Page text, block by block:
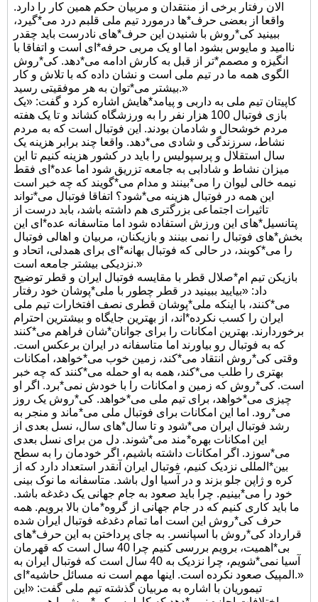
الان رفتار برخی از منتقدان و مربیان حکم همین کار را دارد.
واقعا از بعضی حرف*ها درمورد تیم ملی قلبم درد می*گیرد،
ببینید کی*روش با شنیدن این حرف*های نادرست باید چقدر
ناامید و مایوس بشود اما او یک مربی حرفه*ای است و اتفاقا با
انگیزه و مصمم*تر از قبل به کارش ادامه می*دهد. کی*روش
الگوی همه ما در تیم ملی است و نشان داده که با تلاش و کار
بیشتر می*توان به هر موفقیتی رسید.»
کاپیتان تیم ملی به داربی و پیامد*هایش اشاره کرد و گفت: «یک
بازی فوتبال 100 هزار نفر را به ورزشگاه کشاند و تا یک هفته
مردم خوشحال و شادمان بودند. این فوتبال است که به مردم
نشاط، سرزندگی و شادی می*دهد. واقعا چند برابر هزینه یک
سال استقلال و پرسپولیس را باید در کشور هزینه کنیم تا این
میزان نشاط و شادابی به جامعه تزریق شود اما عده*ای فقط
نیمه خالی لیوان را می*بینند و مدام می*گویند که چه خبر است
این همه در فوتبال هزینه می*شود؟ اتفاقا فوتبال می*تواند
تاثیرات اجتماعی بزرگتری هم داشته باشد، بابد درست از
پتانسیل*های این ورزش استفاده شود اما متاسفانه عده*ای این
بخش*های فوتبال را نمی بینند و بازیکنان، مربیان و اهالی فوتبال
را می*کوبند، در حالی که فوتبال بهانه*ای برای همدلی، اتحاد و
نزدیکی بیشتر جامعه است.»
بازیکن تیم ام*صلال قطر با مقایسه فوتبال ایران و قطر توضیح
داد: «بیایید ببینید در قطر چطور با ملی*پوشان خود رفتار
می*کنند، با اینکه ملی*پوشان قطری نصف افتخارات تیم ملی
ایران را کسب نکرده*اند، از بهترین جایگاه و بیشترین احترام
برخوردارند. بهترین امکانات را برای جوانان*شان فراهم می*کنند
که به فوتبال رو بیاورند اما متاسفانه در ایران برعکس است.
وقتی کی*روش انتقاد می*کند، زمین خوب می*خواهد، امکانات
بهتری را طلب می*کند، همه به او حمله می*کنند که چه خبر
است. کی*روش که زمین و امکانات را با خودش نمی*برد. اگر او
چیزی می*خواهد، برای تیم ملی می*خواهد. کی*روش یک روز
می*رود. اما این امکانات برای فوتبال ملی می*ماند و منجر به
رشد فوتبال ایران می*شود و تا سال*های سال، نسل بعدی از
این امکانات بهره*مند می*شوند. دل من برای نسل بعدی
می*سوزد. اگر امکانات داشته باشیم، اگر خودمان را به سطح
بین*المللی نزدیک کنیم، فوتبال ایران آنقدر استعداد دارد که از
کره و ژاپن جلو بزند و در آسیا اول باشد. متاسفانه ما نوک بینی
خود را می*بینیم. چرا باید صعود به جام جهانی یک دغدغه باشد.
ما باید کاری کنیم که در جام جهانی از گروه*مان بالا برویم. همه
حرف کی*روش این است اما تمام دغدغه فوتبال ایران شده
قرارداد کی*روش با اسپانسر. به جای پرداختن به این حرف*های
بی*اهمیت، برویم بررسی کنیم چرا 40 سال است که قهرمان
آسیا نمی*شویم، چرا نزدیک به 40 سال است که فوتبال ایران به
المپیک صعود نکرده است. اینها مهم است نه مسائل حاشیه*ای.»
تیموریان با اشاره به مربیان گذشته تیم ملی گفت: «این